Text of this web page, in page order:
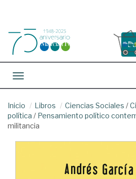
Toggle navigation
Inicio Libros Ciencias Sociales /
política / Pensamiento político
militancia